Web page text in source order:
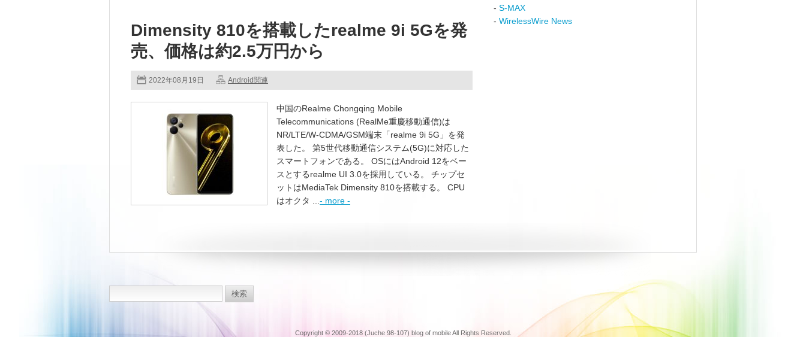
Dimensity 810を搭載したrealme 9i 5Gを発
売、価格は約2.5万円から
2022年08月19日 Android関連
中国のRealme Chongqing Mobile
Telecommunications (RealMe重慶移動通信)は
NR/LTE/W-CDMA/GSM端末「realme 9i 5G」を発
表した。 第5世代移動通信システム(5G)に対応した
スマートフォンである。 OSにはAndroid 12をベー
スとするrealme UI 3.0を採用している。 チップセ
ットはMediaTek Dimensity 810を搭載する。 CPU
はオクタ ... - more -
- S-MAX
- WirelessWire News
索:
Copyright © 2009-2018 (Juche 98-107) blog of mobile All Rights Reserved.